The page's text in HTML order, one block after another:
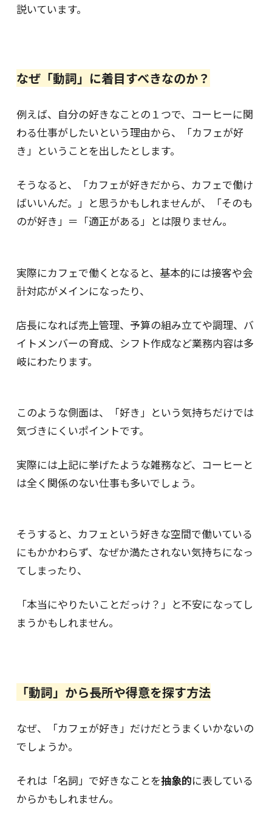
説いています。
なぜ「動詞」に着目すべきなのか？
例えば、自分の好きなことの１つで、コーヒーに関
わる仕事がしたいという理由から、「カフェが好
き」ということを出したとします。
そうなると、「カフェが好きだから、カフェで働け
ばいいんだ。」と思うかもしれませんが、「そのも
のが好き」＝「適正がある」とは限りません。
実際にカフェで働くとなると、基本的には接客や会
計対応がメインになったり、
店長になれば売上管理、予算の組み立てや調理、バ
イトメンバーの育成、シフト作成など業務内容は多
岐にわたります。
このような側面は、「好き」という気持ちだけでは
気づきにくいポイントです。
実際には上記に挙げたような雑務など、コーヒーと
は全く関係のない仕事も多いでしょう。
そうすると、カフェという好きな空間で働いている
にもかかわらず、なぜか満たされない気持ちになっ
てしまったり、
「本当にやりたいことだっけ？」と不安になってし
まうかもしれません。
「動詞」から長所や得意を探す方法
なぜ、「カフェが好き」だけだとうまくいかないの
でしょうか。
それは「名詞」で好きなことを抽象的に表している
からかもしれません。